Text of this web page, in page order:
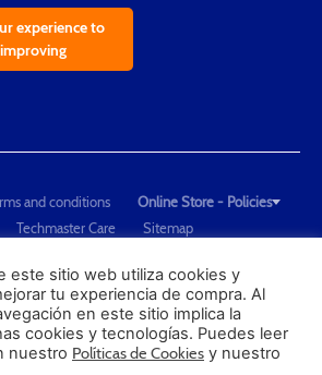
experience to
and conditions
Online Store - Policies
Techmaster Care
Sitemap
The Global Leader in Test Equipment Solutions -
Measurement and Testing"
PROFECO
CONDUSEF
este sitio web utiliza cookies y
tu experiencia de compra. Al
en este sitio implica la
cookies y tecnologías. Puedes leer
nuestro Políticas de Cookies y nuestro